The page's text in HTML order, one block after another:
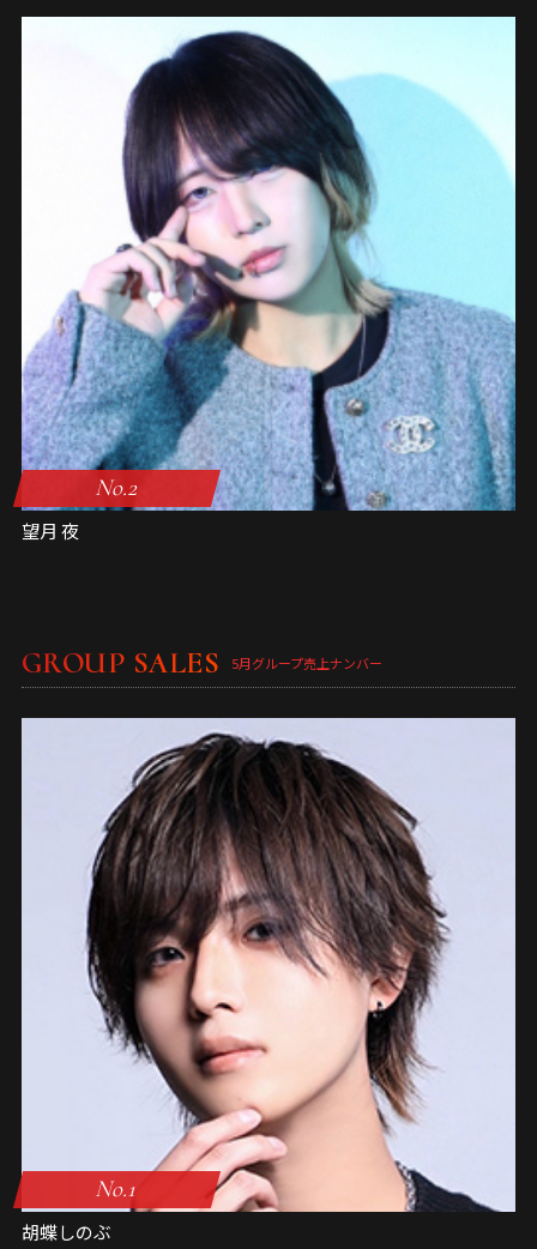
No.2
望月 夜
GROUP SALES 5月グループ売上ナンバー
No.1
胡蝶しのぶ